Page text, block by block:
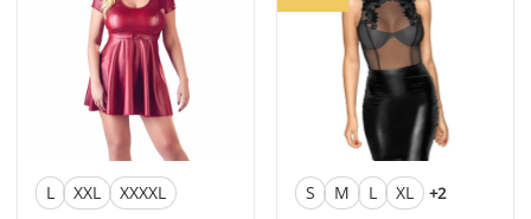
L XXL
XXXXL
S M L XL +2